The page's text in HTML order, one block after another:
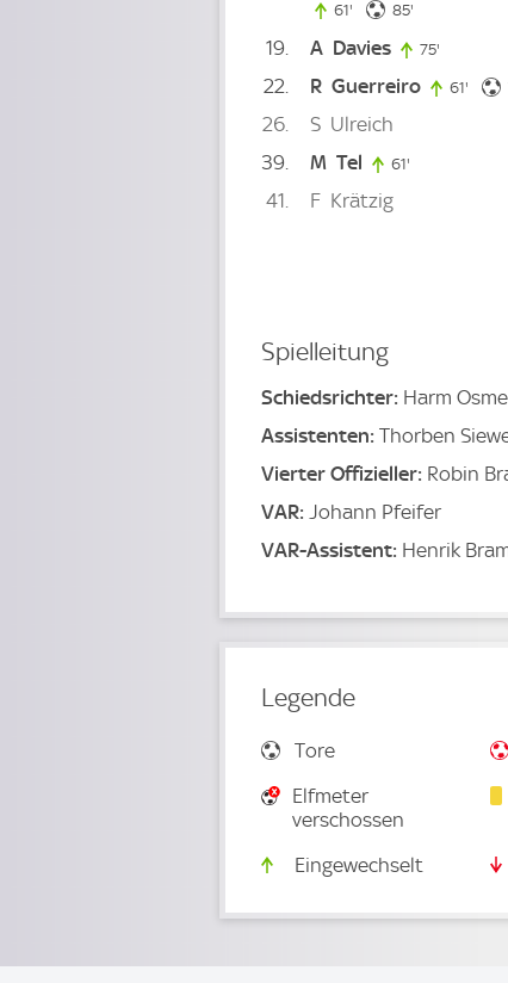
61' 61. minute
85'
19 A Davies 75'
22 R Guerreiro 61' 61.
26 S Ulreich
39
M Tel 61'
41 F Krätzig
Spielleitung
Schiedsrichter: Harm
Assistenten: Thorben
Vierter Offizieller: Robin
VAR: Johann Pfeifer
VAR-Assistent: Henrik
Legende
Tore
Elfmeter
verschossen
Eingewechselt